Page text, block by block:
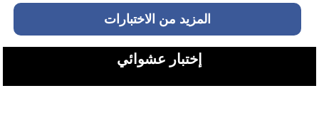
المزيد من الاختبارات
إختبار عشوائي